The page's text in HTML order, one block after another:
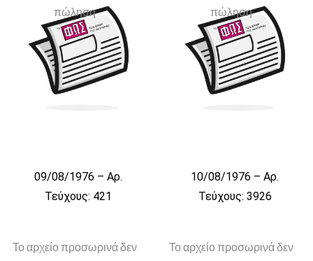
πώληση
09/08/1976 – Αρ.
Τεύχους: 421
πώληση
10/08/1976 – Αρ.
Τεύχους: 3926
Το αρχείο προσωρινά δεν
Το αρχείο προσωρινά δεν